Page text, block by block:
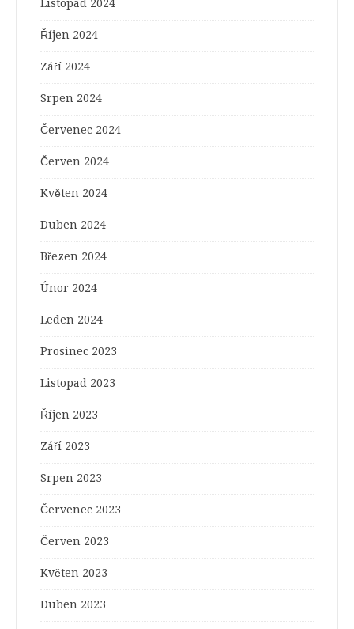
Listopad 2024
Říjen 2024
Září 2024
Srpen 2024
Červenec 2024
Červen 2024
Květen 2024
Duben 2024
Březen 2024
Únor 2024
Leden 2024
Prosinec 2023
Listopad 2023
Říjen 2023
Září 2023
Srpen 2023
Červenec 2023
Červen 2023
Květen 2023
Duben 2023